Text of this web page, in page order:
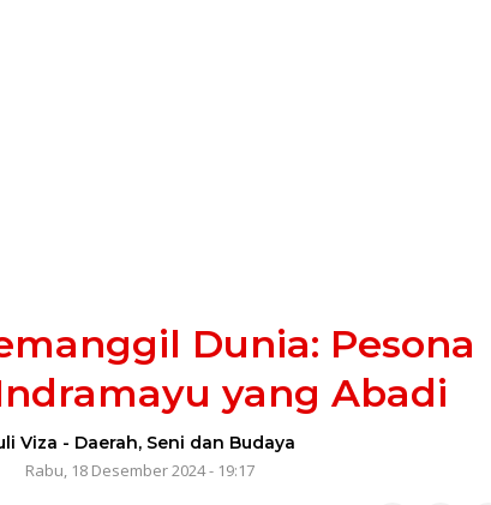
Dunia: Pesona
yang Abadi
Viza - Daerah, Seni dan Budaya
Rabu, 18 Desember 2024 - 19:17